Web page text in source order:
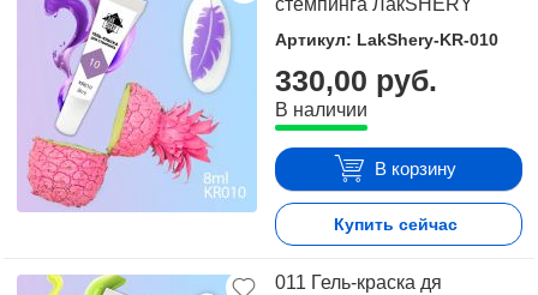
стемпинга ЛакSHERY
Артикул: LakShery-KR-010
330,00 руб.
В наличии
В корзину
Купить сейчас
011 Гель-краска дя